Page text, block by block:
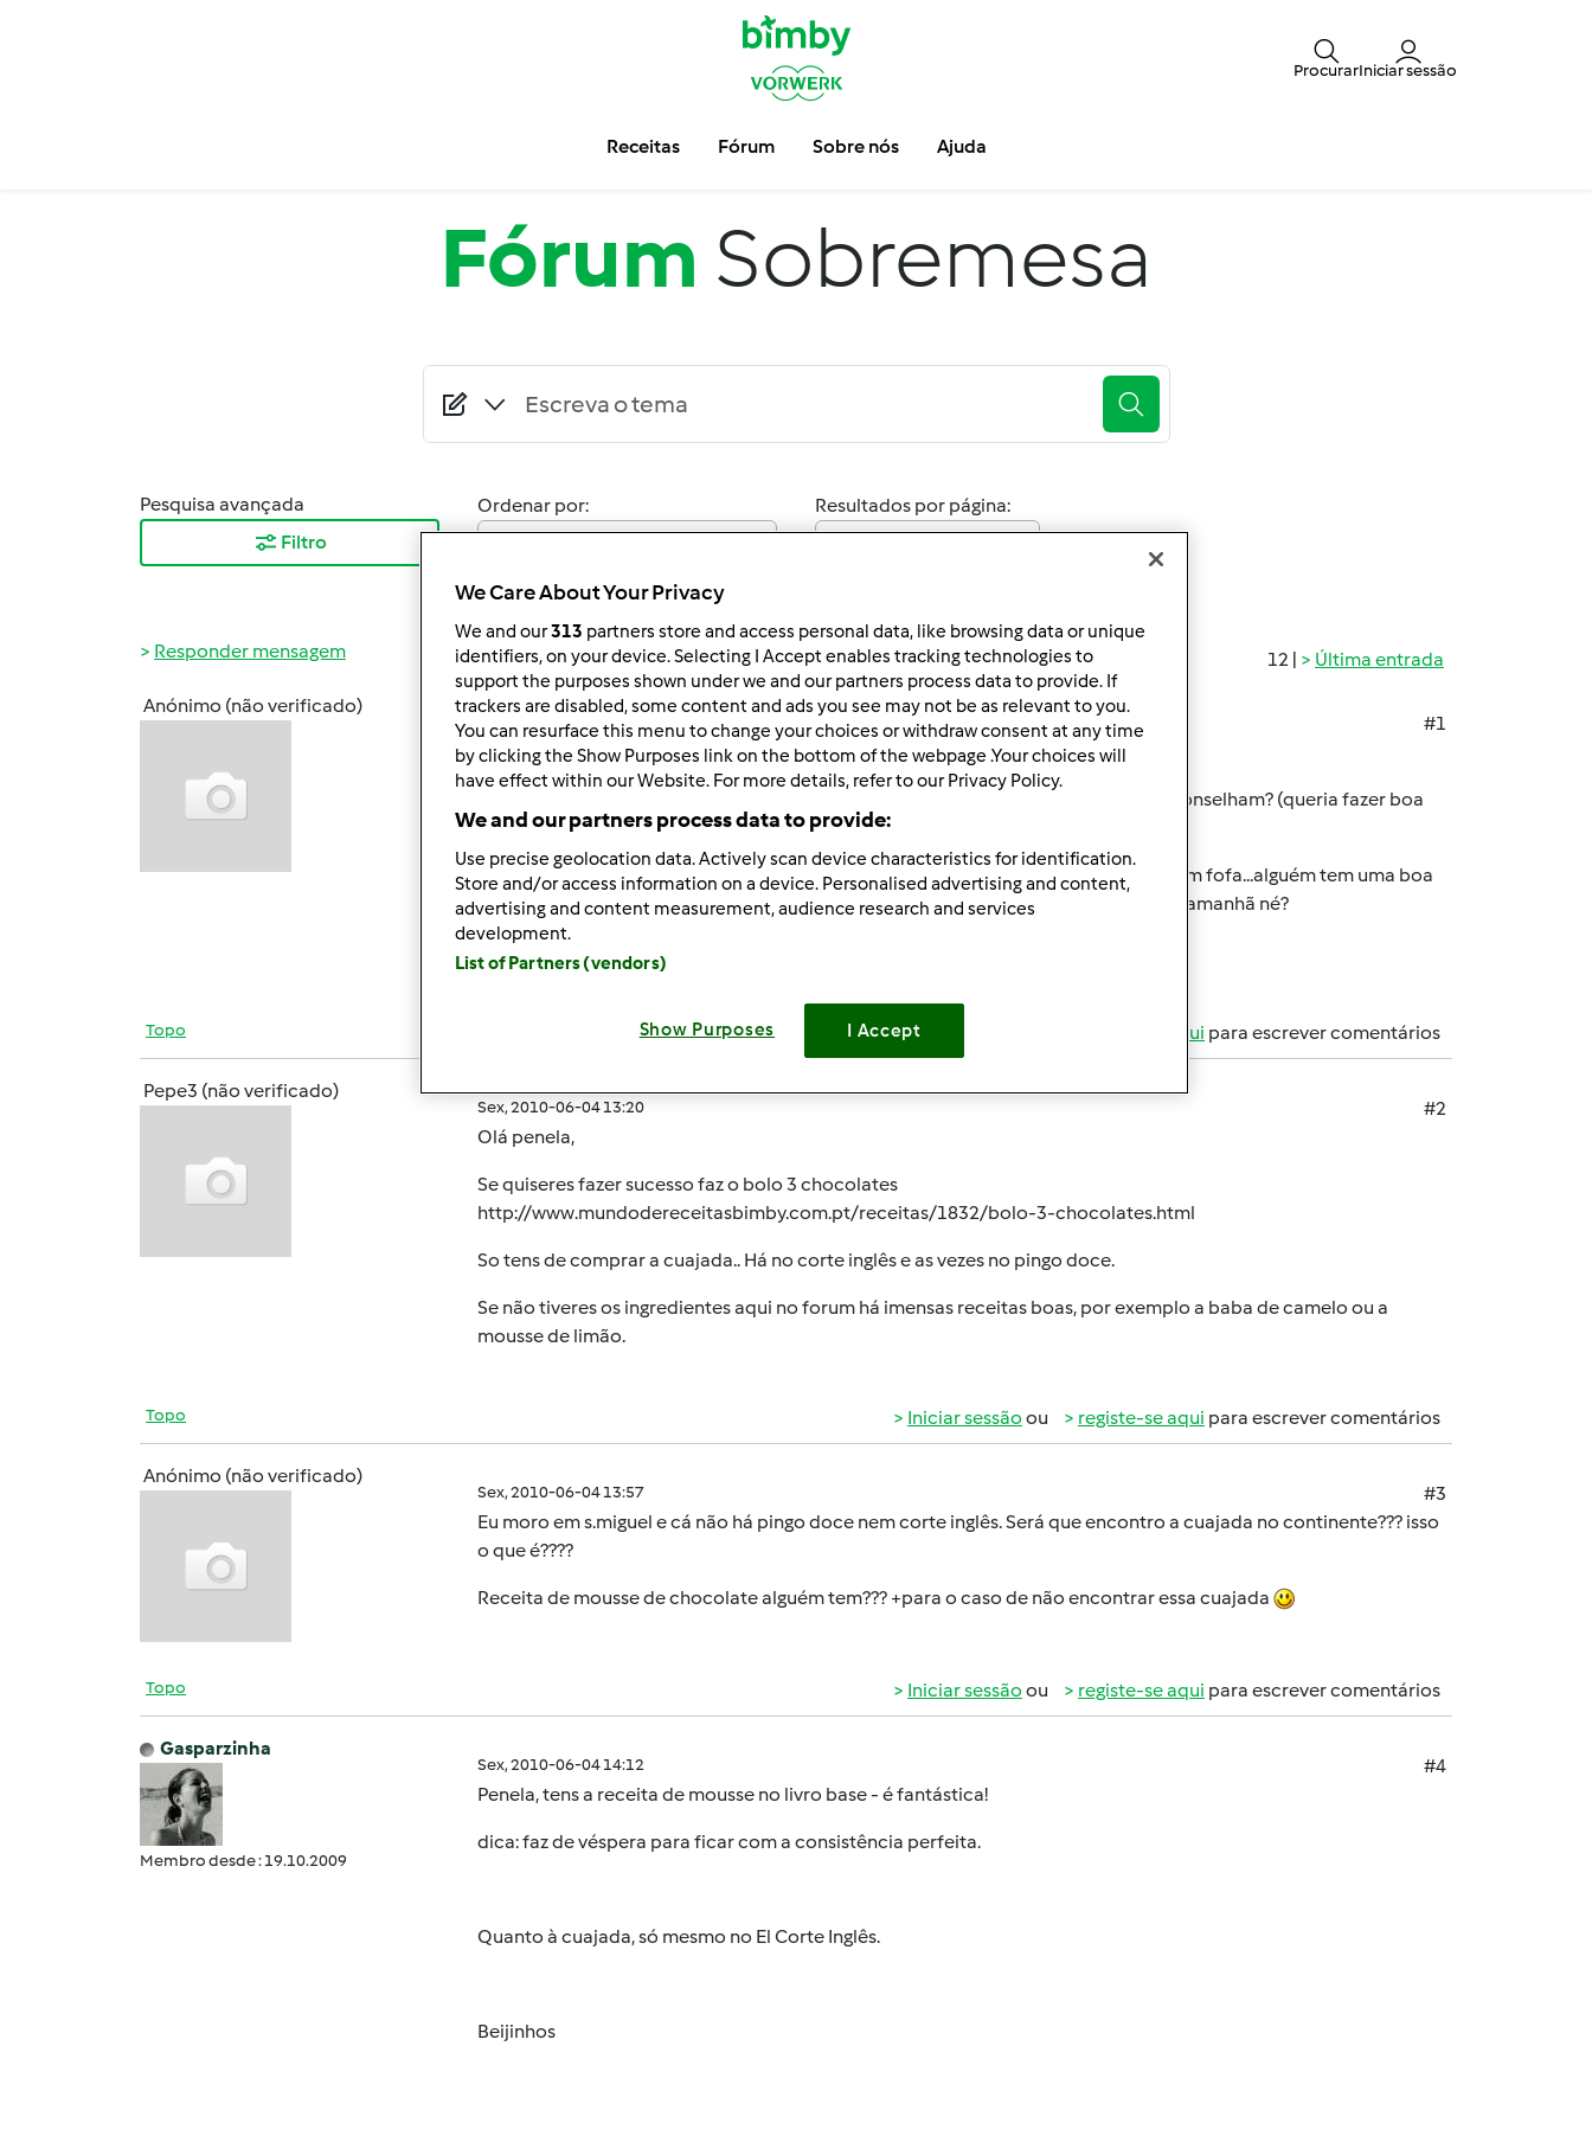
ProcurarIniciar sessão
Receitas Fórum Sobre nós Ajuda
Fórum Sobremesa
Pesquisa avançada
Filtro
Ordenar por:
Resultados por página:
12 | Última entrada
Responder mensagem
Anónimo (não verificado)
Sex, 2010-06-04 12:09
#1
Olá
Amanhã convidaram-me para um jantar e queria levar uma sobremesa...que me aconselham? (queria fazer boa
figura)
Pensei numa mousse de chocolate...gosto quando ela fica escura mas docinha e bem fofa...alguém tem uma boa
receita para me sugerir
devia fazê-la hoje à noite e guardá-la no frigorífico para amanhã né?
beijinhos e obrigada pela ajuda
Topo Iniciar sessão registe-se aqui para escrever comentários
Pepe3 (não verificado)
Sex, 2010-06-04 13:20
#2
Olá penela,
Se quiseres fazer sucesso faz o bolo 3 chocolates
http://www.mundodereceitasbimby.com.pt/receitas/1832/bolo-3-chocolates.html
So tens de comprar a cuajada.. Há no corte inglês e as vezes no pingo doce.
Se não tiveres os ingredientes aqui no forum há imensas receitas boas, por exemplo a baba de camelo ou a
mousse de limão.
Topo Iniciar sessão ou registe-se aqui para escrever comentários
Anónimo (não verificado)
Sex, 2010-06-04 13:57
#3
Eu moro em s.miguel e cá não há pingo doce nem corte inglês. Será que encontro a cuajada no continente??? isso
o que é????
Receita de mousse de chocolate alguém tem??? +para o caso de não encontrar essa cuajada
Topo Iniciar sessão ou registe-se aqui para escrever comentários
Gasparzinha
Membro desde : 19.10.2009
Sex, 2010-06-04 14:12
#4
Penela, tens a receita de mousse no livro base - é fantástica!
dica: faz de véspera para ficar com a consistência perfeita.
Quanto à cuajada, só mesmo no El Corte Inglês.
Beijinhos
We Care About Your Privacy
We and our313 partners store and access personal data, like browsing data or unique
identifiers, on your device. Selecting I Accept enables tracking technologies to
support the purposes shown under we and our partners process data to provide. If
trackers are disabled, some content and ads you see may not be as relevant to you.
You can resurface this menu to change your choices or withdraw consent at any time
by clicking the Show Purposes link on the bottom of the webpage .Your choices will
have effect within our Website. For more details, refer to our Privacy Policy.
We and our partners process data to provide:
Use precise geolocation data. Actively scan device characteristics for identification.
Store and/or access information on a device. Personalised advertising and content,
advertising and content measurement, audience research and services
development.
List of Partners (vendors)
Show Purposes I Accept